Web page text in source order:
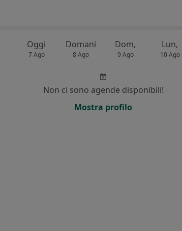
Oggi
7 Ago
Domani
8 Ago
Dom,
9 Ago
Lun,
10 Ago
Non ci sono agende disponibili!
Mostra profilo